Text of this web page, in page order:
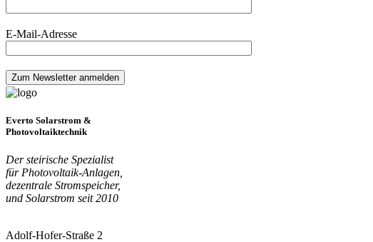
E-Mail-Adresse
Everto Solarstrom &
Photovoltaiktechnik
Der steirische Spezialist
für Photovoltaik-Anlagen,
dezentrale Stromspeicher,
und Solarstrom seit 2010
Adolf-Hofer-Straße 2